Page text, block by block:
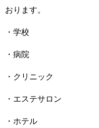
おります。
・学校
・病院
・クリニック
・エステサロン
・ホテル